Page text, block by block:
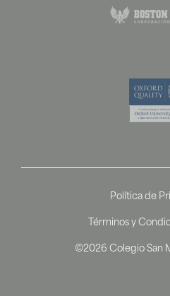
©2026 Colegio San
Política de
Términos y